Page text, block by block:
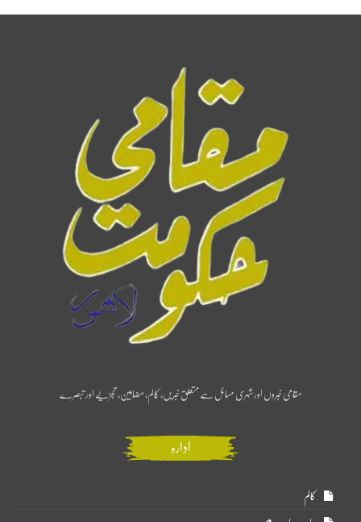
مقامی خبروں اور شہری مسائل سے متعلق خبریں، کالم، مضامین، تجزیے اور تبصرے
ادارہ
کالم